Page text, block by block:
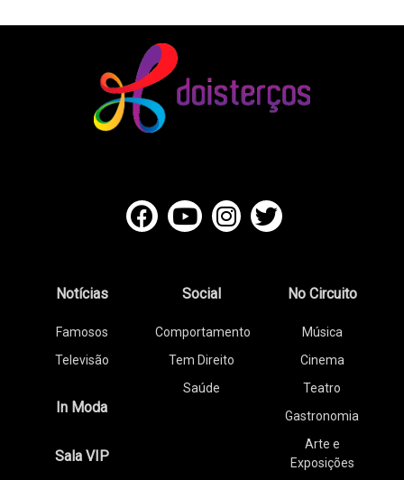
Notícias
Famosos
Televisão
In Moda
Sala VIP
Social
Comportamento
Tem Direito
Saúde
No Circuito
Música
Cinema
Teatro
Gastronomia
Arte e
Exposições